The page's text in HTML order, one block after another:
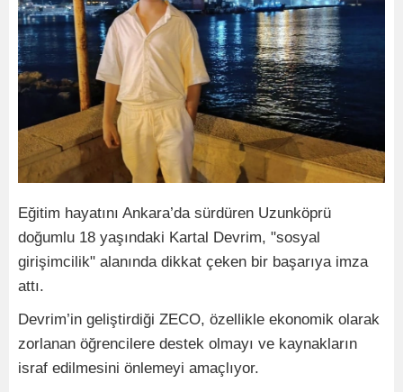
Eğitim hayatını Ankara’da sürdüren Uzunköprü
doğumlu 18 yaşındaki Kartal Devrim, "sosyal
girişimcilik" alanında dikkat çeken bir başarıya imza
attı.
Devrim’in geliştirdiği ZECO, özellikle ekonomik olarak
zorlanan öğrencilere destek olmayı ve kaynakların
israf edilmesini önlemeyi amaçlıyor.